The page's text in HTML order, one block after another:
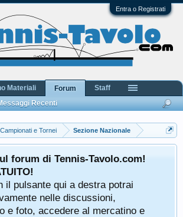
Entra o Registrati
Campionati e Tornei Sezione Nazionale
forum di Tennis-Tavolo.com!
il pulsante qui a destra potrai
nelle discussioni,
e foto, accedere al mercatino e
Materiali
Forum
Recenti
Staff